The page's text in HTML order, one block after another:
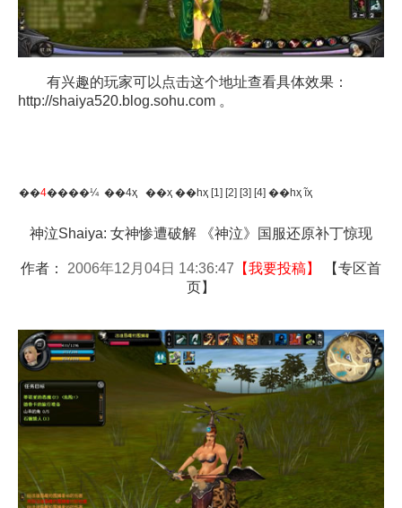
有兴趣的玩家可以点击这个地址查看具体效果：
http://shaiya520.blog.sohu.com 。
��4����¼ ��4ҳ ��ҳ ��һҳ [1] [2] [3] [4] ��һҳ ĩҳ
神泣Shaiya: 女神惨遭破解 《神泣》国服还原补丁惊现
作者： 2006年12月04日 14:36:47 【我要投稿】 【专区首
页】